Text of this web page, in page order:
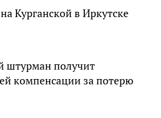
Курганской в Иркутске
штурман получит
компенсации за потерю